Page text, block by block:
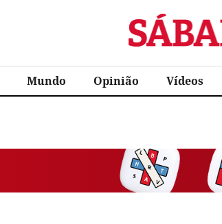
Sábado
Mundo Opinião Vídeos